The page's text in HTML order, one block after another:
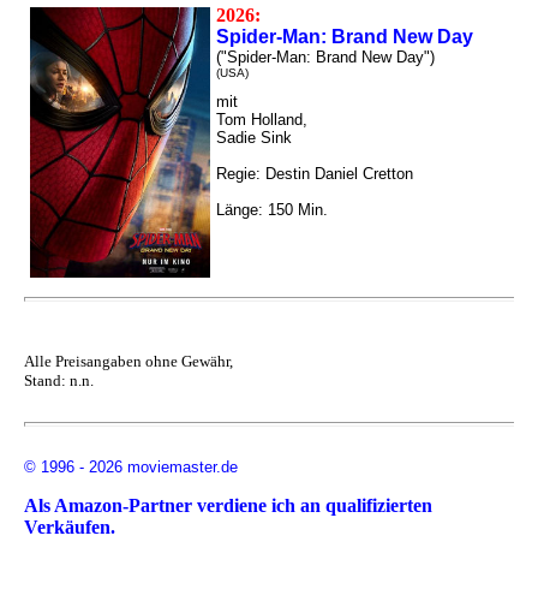
2026:
Spider-Man: Brand New Day
("Spider-Man: Brand New Day")
(USA)
mit
Tom Holland,
Sadie Sink
Regie: Destin Daniel Cretton
Länge: 150 Min.
Alle Preisangaben ohne Gewähr,
Stand: n.n.
© 1996 - 2026 moviemaster.de
Als Amazon-Partner verdiene ich an qualifizierten
Verkäufen.